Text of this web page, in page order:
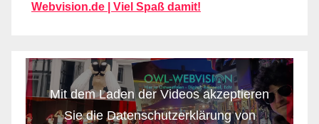
Webvision.de | Viel Spaß damit!
Mit dem Laden der Videos akzeptieren
Sie die Datenschutzerklärung von